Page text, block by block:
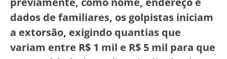
dados de familiares, os golpistas iniciam
a extorsão, exigindo quantias que
variam entre R$ 1 mil e R$ 5 mil para que